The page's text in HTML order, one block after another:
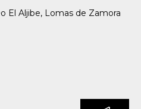
El Aljibe, Lomas de Zamora